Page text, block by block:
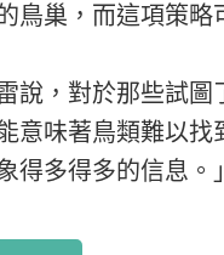
鳥巢，而這項策略
說，對於那些試
意味著鳥類難以
得多得多的信息。」